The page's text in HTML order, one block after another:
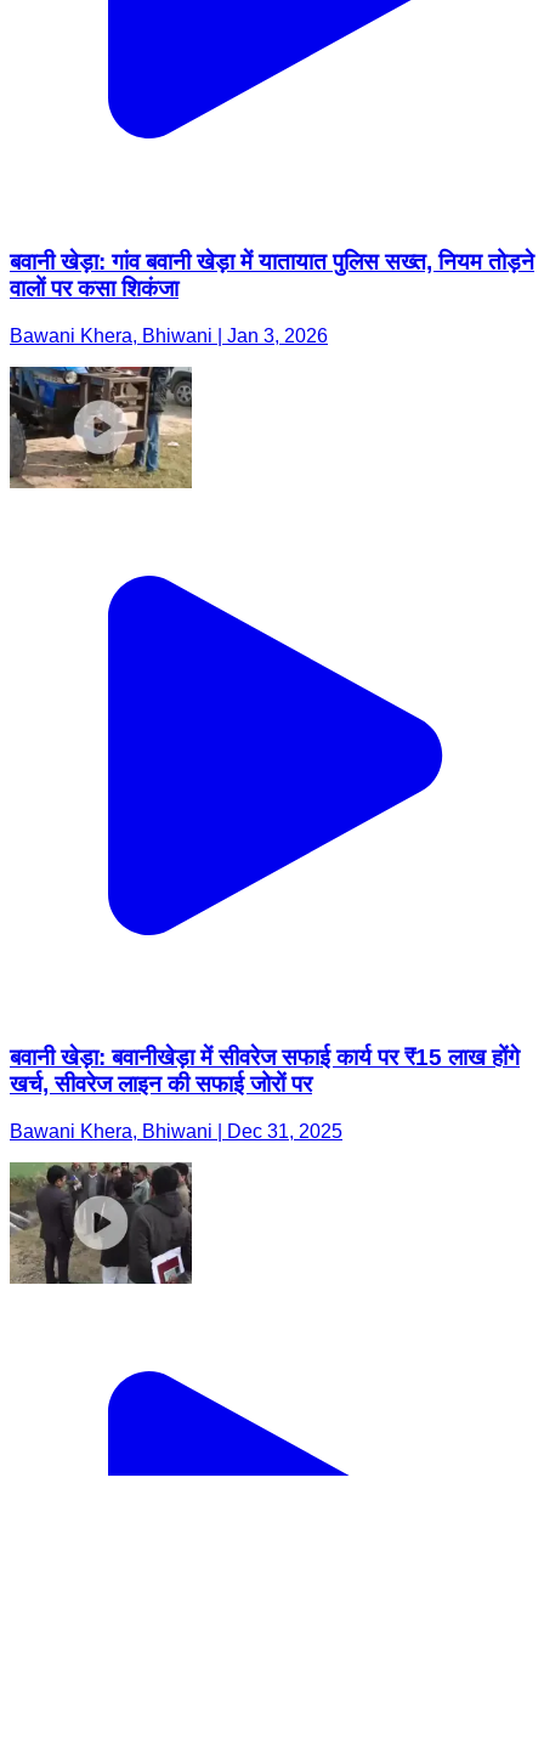
बवानी खेड़ा: गांव बवानी खेड़ा में यातायात पुलिस सख्त, नियम तोड़ने
वालों पर कसा शिकंजा
Bawani Khera, Bhiwani | Jan 3, 2026
बवानी खेड़ा: बवानीखेड़ा में सीवरेज सफाई कार्य पर ₹15 लाख होंगे
खर्च, सीवरेज लाइन की सफाई जोरों पर
Bawani Khera, Bhiwani | Dec 31, 2025